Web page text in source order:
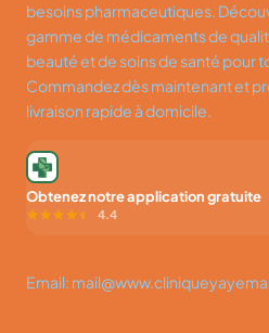
besoins pharmaceutiques.
gamme de médicaments de
beauté et de soins de santé pour
Commandez dès maintenant et
livraison rapide à domicile.
Obtenez notre application gratuite
4.4
Email: